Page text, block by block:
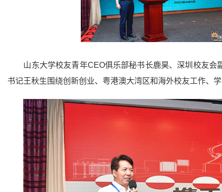
山东大学校友青年CEO俱乐部秘书长鹿昊、深圳校友
书记王秋生围绕创新创业、粤港澳大湾区和海外校友工作、